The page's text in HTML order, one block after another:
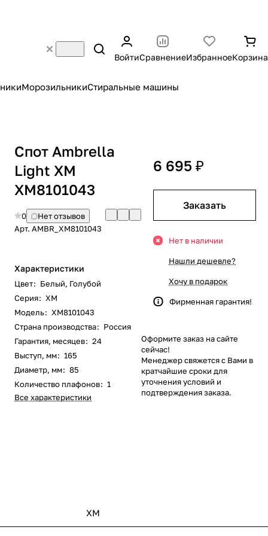
ВойтиСравнениеИзбранноеКорзина
МорозильникиСтиральные машины
Спот Ambrella
Light XM
XM8101043
0
Нет отзывов
Арт. AMBR_XM8101043
Характеристики
Цвет: Белый, Голубой
Серия: XM
Модель: XM8101043
Страна производства: Россия
Гарантия, месяцев: 24
Выступ, мм: 165
Диаметр, мм: 85
Количество плафонов: 1
Все характеристики
6 695 ₽
Заказать
Нет в наличии
Нашли дешевле?
Хочу в подарок
Фирменная гарантия!
Оформите заказ на сайте
сейчас!
Менеджер свяжется с Вами в
кратчайшие сроки для
уточнения условий и
подтверждения заказа.
XM